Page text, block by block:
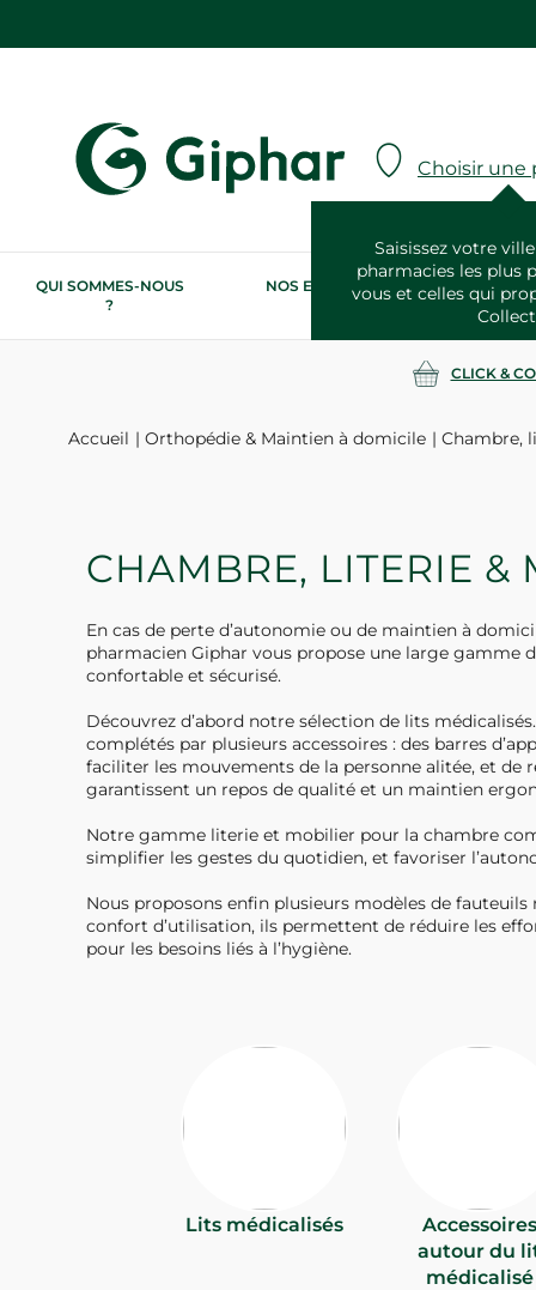
Choisir une
Saisissez votre
pharmacies les plus
vous et celles qui
QUI SOMMES-NOUS
?
NOS ENGAGEMENTS
RSE
CLICK &
Accueil Orthopédie & Maintien à domicile Chambre,
CHAMBRE, LITERIE &
En cas de perte d’autonomie ou de maintien à
pharmacien Giphar vous propose une large gamme
confortable et sécurisé.
Découvrez d’abord notre sélection de lits
complétés par plusieurs accessoires : des barres
faciliter les mouvements de la personne alitée, et de
garantissent un repos de qualité et un maintien
Notre gamme literie et mobilier pour la chambre
simplifier les gestes du quotidien, et favoriser
Nous proposons enfin plusieurs modèles de
confort d’utilisation, ils permettent de réduire les
pour les besoins liés à l’hygiène.
Lits médicalisés
Accessoires
autour du
médicalisé